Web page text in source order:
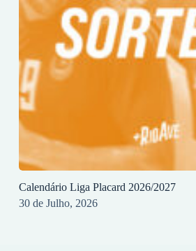
Calendário Liga Placard 2026/2027
30 de Julho, 2026